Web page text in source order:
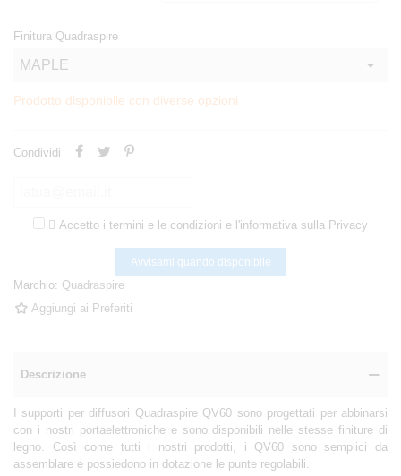
Finitura Quadraspire
Prodotto disponibile con diverse opzioni
Condividi
 Accetto i termini e le condizioni e l'informativa sulla Privacy
Avvisami quando disponibile
Marchio: Quadraspire
Aggiungi ai Preferiti
Descrizione
I supporti per diffusori Quadraspire QV60 sono progettati per abbinarsi
con i nostri portaelettroniche e sono disponibili nelle stesse finiture di
legno. Così come tutti i nostri prodotti, i QV60 sono semplici da
assemblare e possiedono in dotazione le punte regolabili.